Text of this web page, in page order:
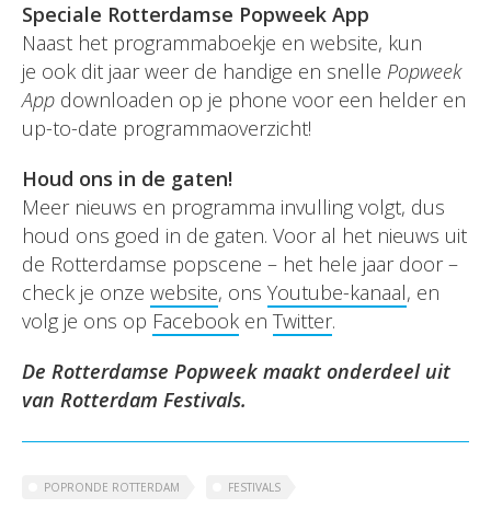
Speciale Rotterdamse Popweek App
Naast het programmaboekje en website, kun
je ook dit jaar weer de handige en snelle Popweek
App downloaden op je phone voor een helder en
up-to-date programmaoverzicht!
Houd ons in de gaten!
Meer nieuws en programma invulling volgt, dus
houd ons goed in de gaten. Voor al het nieuws uit
de Rotterdamse popscene – het hele jaar door –
check je onze website, ons Youtube-kanaal, en
volg je ons op Facebook en Twitter.
De Rotterdamse Popweek maakt onderdeel uit
van Rotterdam Festivals.
POPRONDE ROTTERDAM FESTIVALS